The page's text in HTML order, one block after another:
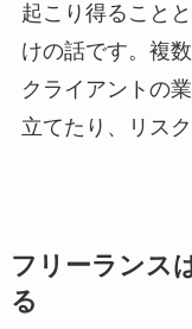
起こり得ること
けの話です。複
クライアントの
立てたり、リス
フリーランス
る